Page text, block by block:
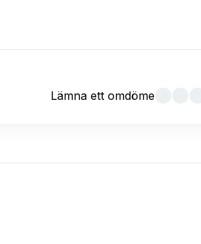
Lämna ett omdöme